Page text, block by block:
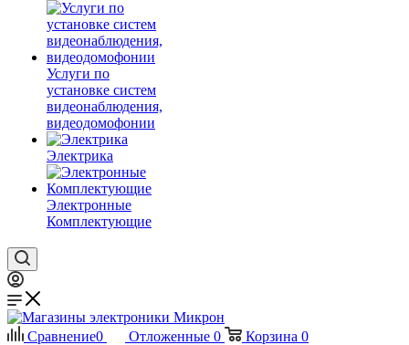
Услуги по
установке систем
видеонаблюдения,
видеодомофонии
Электрика
Электронные
Комплектующие
Сравнение0 Отложенные 0 Корзина 0